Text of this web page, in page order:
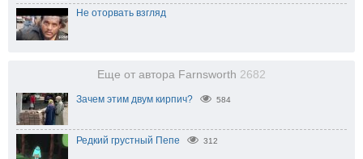
Не оторвать взгляд
Еще от автора Farnsworth 2682
Зачем этим двум кирпич? 584
Редкий грустный Пепе 312